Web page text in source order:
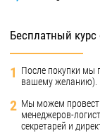
Бесплатный курс
1
После покупки мы
вашему желанию).
2 Мы можем
менеджеров-
секретарей и